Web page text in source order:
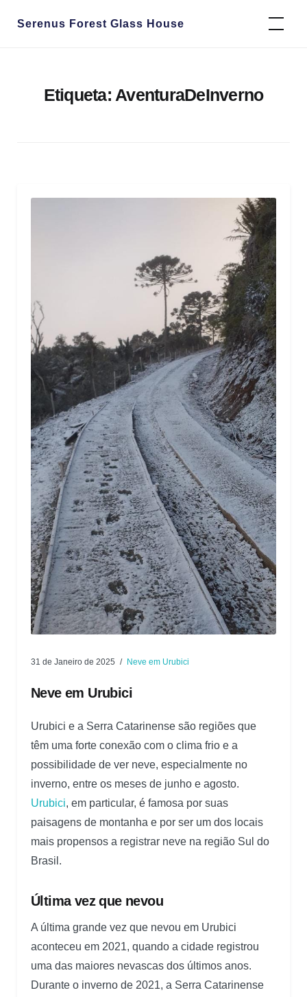
Serenus Forest Glass House
Etiqueta: AventuraDeInverno
31 de Janeiro de 2025 Neve em Urubici
Neve em Urubici
Urubici e a Serra Catarinense são regiões que
têm uma forte conexão com o clima frio e a
possibilidade de ver neve, especialmente no
inverno, entre os meses de junho e agosto.
Urubici, em particular, é famosa por suas
paisagens de montanha e por ser um dos locais
mais propensos a registrar neve na região Sul do
Brasil.
Última vez que nevou
A última grande vez que nevou em Urubici
aconteceu em 2021, quando a cidade registrou
uma das maiores nevascas dos últimos anos.
Durante o inverno de 2021, a Serra Catarinense